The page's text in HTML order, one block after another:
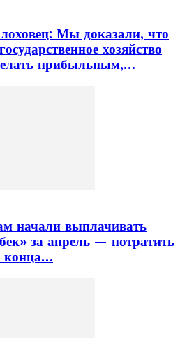
Мы доказали, что
хозяйство
прибыльным,…
начали выплачивать
за апрель — потратить
конца…